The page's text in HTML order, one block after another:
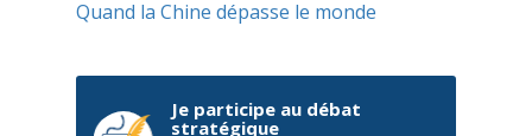
Quand la Chine dépasse le monde
Je participe au débat
stratégique